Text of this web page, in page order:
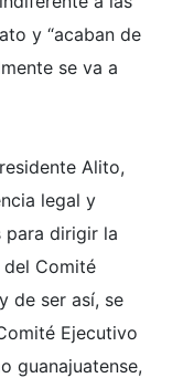
y “acaban de
se va a
Alito,
legal y
para dirigir la
del Comité
de ser así, se
Ejecutivo
guanajuatense,